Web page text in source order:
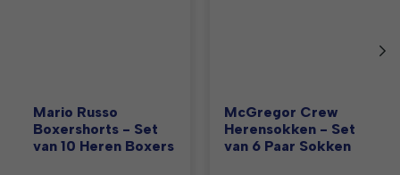
Mario Russo
Boxershorts - Set
van 10 Heren Boxers
McGregor Crew
Herensokken - Set
van 6 Paar Sokken